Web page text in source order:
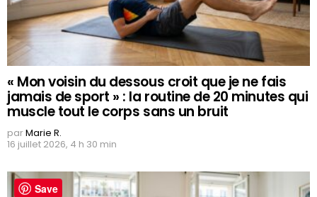
« Mon voisin du dessous croit que je ne fais
jamais de sport » : la routine de 20 minutes qui
muscle tout le corps sans un bruit
parMarie R.
16 juillet 2026, 4 h 30 min
Save